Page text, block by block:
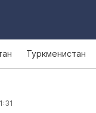
Туркменистан